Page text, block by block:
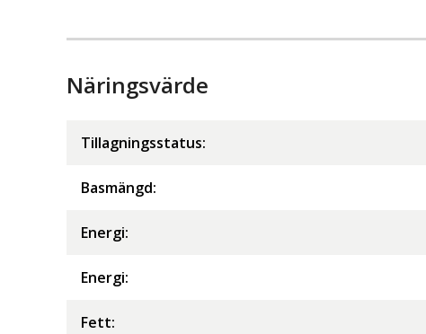
Näringsvärde
Tillagningsstatus:
Basmängd:
Energi:
Energi:
Fett: